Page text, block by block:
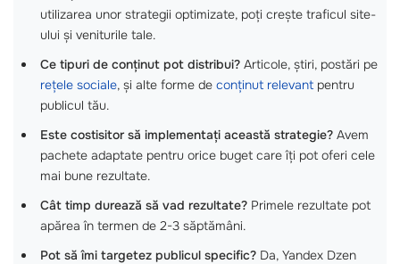
utilizarea unor strategii optimizate, poți crește traficul site-
ului și veniturile tale.
Ce tipuri de conținut pot distribui? Articole, știri, postări pe
rețele sociale, și alte forme de conținut relevant pentru
publicul tău.
Este costisitor să implementați această strategie? Avem
pachete adaptate pentru orice buget care îți pot oferi cele
mai bune rezultate.
Cât timp durează să vad rezultate? Primele rezultate pot
apărea în termen de 2-3 săptămâni.
Pot să îmi targetez publicul specific? Da, Yandex Dzen